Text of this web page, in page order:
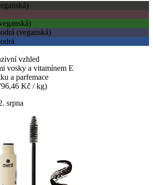
(veganská)
vzhled
vosky a vitamínem E
a parfemace
Kč / kg)
srpna